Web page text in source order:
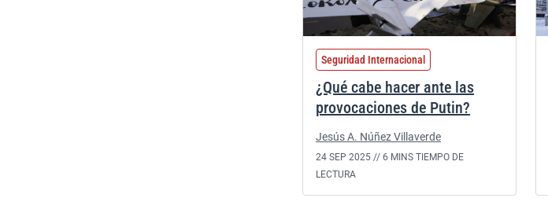
Seguridad Internacional
¿Qué cabe hacer ante las
provocaciones de Putin?
Jesús A. Núñez Villaverde
24 SEP 2025 // 6 MINS TIEMPO DE
LECTURA